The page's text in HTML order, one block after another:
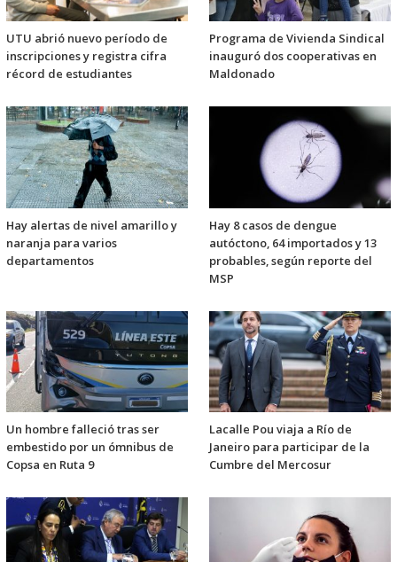
UTU abrió nuevo período de
inscripciones y registra cifra
récord de estudiantes
Programa de Vivienda Sindical
inauguró dos cooperativas en
Maldonado
Hay alertas de nivel amarillo y
naranja para varios
departamentos
Hay 8 casos de dengue
autóctono, 64 importados y 13
probables, según reporte del
MSP
Un hombre falleció tras ser
embestido por un ómnibus de
Copsa en Ruta 9
Lacalle Pou viaja a Río de
Janeiro para participar de la
Cumbre del Mercosur